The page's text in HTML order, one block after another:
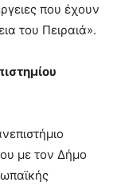
που έχουν
του Πειραιά».
με τον Δήμο